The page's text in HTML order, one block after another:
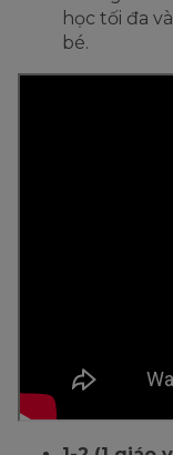
học tối đa
bé.